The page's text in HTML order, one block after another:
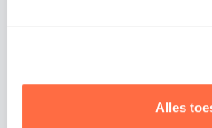
Alles
sportiefste land van